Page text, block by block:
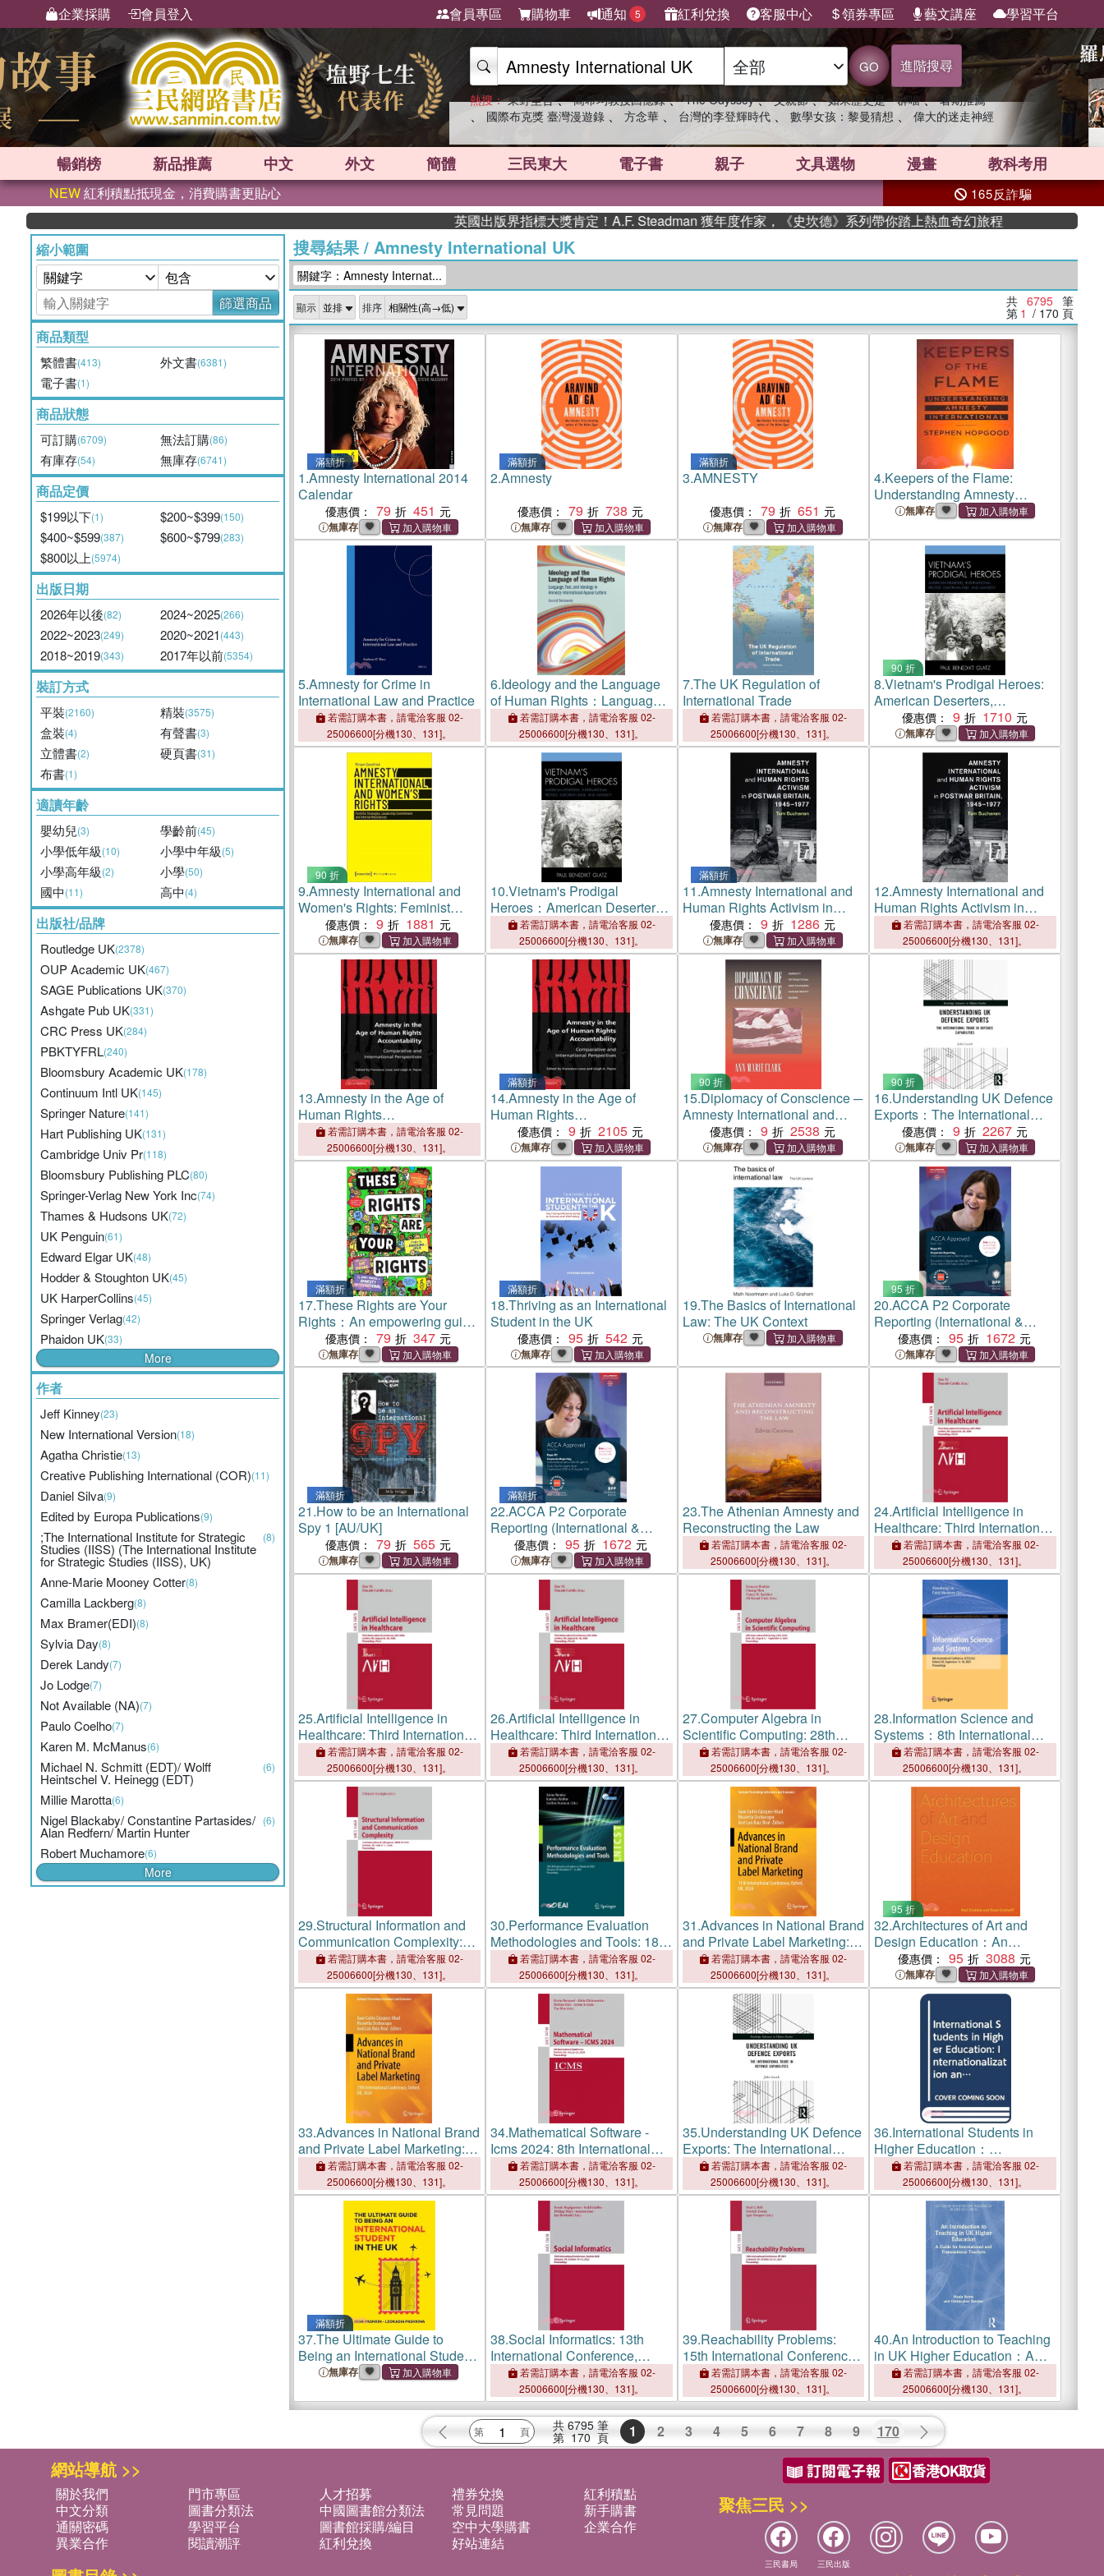
企業採購 會員登入 會員專區 購物車 通知 5 紅利兌換 客服中心 領券專區 藝文講座 學習平台
GO 進階搜尋
熱搜： 東野圭吾 、 高希均教授回憶錄 、 The Odyssey 、 父親節 、 如果歷史是一群喵 、 暑期推薦
、 國際布克獎 臺灣漫遊錄 、 方念華 、 台灣的李登輝時代 、 數學女孩：黎曼猜想 、 偉大的迷走神經
暢銷榜 新品推薦 中文 外文 簡體 三民東大 電子書 親子 文具選物 漫畫 教科考用
NEW紅利積點抵現金，消費購書更貼心 165反詐騙
英國出版界指標大獎肯定！A.F. Steadman 獲年度作家，《史坎德》系列帶你踏上熱血奇幻旅程
縮小範圍
篩選商品
商品類型
繁體書(413) 外文書(6381)
電子書(1)
商品狀態
可訂購(6709) 無法訂購(86)
有庫存(54) 無庫存(6741)
商品定價
$199以下(1) $200~$399(150)
$400~$599(387) $600~$799(283)
$800以上(5974)
出版日期
2026年以後(82) 2024~2025(266)
2022~2023(249) 2020~2021(443)
2018~2019(343) 2017年以前(5354)
裝訂方式
平裝(2160) 精裝(3575)
盒裝(4) 有聲書(3)
立體書(2) 硬頁書(31)
布書(1)
適讀年齡
嬰幼兒(3) 學齡前(45)
小學低年級(10) 小學中年級(5)
小學高年級(2) 小學(50)
國中(11) 高中(4)
出版社/品牌
Routledge UK(2378)
OUP Academic UK(467)
SAGE Publications UK(370)
Ashgate Pub UK(331)
CRC Press UK(284)
PBKTYFRL(240)
Bloomsbury Academic UK(178)
Continuum Intl UK(145)
Springer Nature(141)
Hart Publishing UK(131)
Cambridge Univ Pr(118)
Bloomsbury Publishing PLC(80)
Springer-Verlag New York Inc(74)
Thames & Hudsons UK(72)
UK Penguin(61)
Edward Elgar UK(48)
Hodder & Stoughton UK(45)
UK HarperCollins(45)
Springer Verlag(42)
Phaidon UK(33)
More
作者
Jeff Kinney(23)
New International Version(18)
Agatha Christie(13)
Creative Publishing International (COR)(11)
Daniel Silva(9)
Edited by Europa Publications(9)
;The International Institute for Strategic
Studies (IISS) (The International Institute
for Strategic Studies (IISS), UK)
(8)
Anne-Marie Mooney Cotter(8)
Camilla Lackberg(8)
Max Bramer(EDI)(8)
Sylvia Day(8)
Derek Landy(7)
Jo Lodge(7)
Not Available (NA)(7)
Paulo Coelho(7)
Karen M. McManus(6)
Michael N. Schmitt (EDT)/ Wolff
Heintschel V. Heinegg (EDT)
(6)
Millie Marotta(6)
Nigel Blackaby/ Constantine Partasides/
Alan Redfern/ Martin Hunter
(6)
Robert Muchamore(6)
More
搜尋結果/ Amnesty International UK
關鍵字：Amnesty Internat...
顯示 排序 共 6795 筆
第 1 / 170 頁
滿額折
1.Amnesty International 2014
Calendar
優惠價： 79 451
無庫存
滿額折
2.Amnesty
優惠價： 79 738
無庫存
滿額折
3.AMNESTY
優惠價： 79 651
無庫存
4.Keepers of the Flame:
Understanding Amnesty
International
無庫存
5.Amnesty for Crime in
International Law and Practice
若需訂購本書，請電洽客服 02-
25006600[分機130、131]。
6.Ideology and the Language
of Human Rights：Language,
Text, and Ideology in Amnesty
International Appeal Letters
若需訂購本書，請電洽客服 02-
25006600[分機130、131]。
7.The UK Regulation of
International Trade
若需訂購本書，請電洽客服 02-
25006600[分機130、131]。
90 折
8.Vietnam's Prodigal Heroes:
American Deserters,
International Protest, European
Exile, and Amnesty
優惠價： 9 1710
無庫存
90 折
9.Amnesty International and
Women's Rights: Feminist
Strategies, Leadership
Commitment and Internal
Resistances
優惠價： 9 1881
無庫存
10.Vietnam's Prodigal
Heroes：American Deserters,
International Protest, European
Exile, and Amnesty
若需訂購本書，請電洽客服 02-
25006600[分機130、131]。
滿額折
11.Amnesty International and
Human Rights Activism in
Postwar Britain, 1945-1977
優惠價： 9 1286
無庫存
12.Amnesty International and
Human Rights Activism in
Postwar Britain, 1945-1977
若需訂購本書，請電洽客服 02-
25006600[分機130、131]。
13.Amnesty in the Age of
Human Rights
Accountability―Comparative
and International Perspectives
若需訂購本書，請電洽客服 02-
25006600[分機130、131]。
滿額折
14.Amnesty in the Age of
Human Rights
Accountability―Comparative
and International Perspectives
優惠價： 9 2105
無庫存
90 折
15.Diplomacy of Conscience ─
Amnesty International and
Changing Human Rights
Norms
優惠價： 9 2538
無庫存
90 折
16.Understanding UK Defence
Exports：The International
Trade in Defence Capabilities
優惠價： 9 2267
無庫存
滿額折
17.These Rights are Your
Rights：An empowering guide
for children everywhere from
Amnesty International
優惠價： 79 347
無庫存
滿額折
18.Thriving as an International
Student in the UK
優惠價： 95 542
無庫存
19.The Basics of International
Law: The UK Context
無庫存
95 折
20.ACCA P2 Corporate
Reporting (International &
UK)：Study Text
優惠價： 95 1672
無庫存
滿額折
21.How to be an International
Spy 1 [AU/UK]
優惠價： 79 565
無庫存
滿額折
22.ACCA P2 Corporate
Reporting (International &
UK)：Study Text
優惠價： 95 1672
無庫存
23.The Athenian Amnesty and
Reconstructing the Law
若需訂購本書，請電洽客服 02-
25006600[分機130、131]。
24.Artificial Intelligence in
Healthcare: Third International
Conference, Aiih 2026,
London, Uk, August 26-28,
2026, Proceedings, Part II
若需訂購本書，請電洽客服 02-
25006600[分機130、131]。
25.Artificial Intelligence in
Healthcare: Third International
Conference, Aiih 2026,
London, Uk, August 26-28,
2026, Proceedings, Part I
若需訂購本書，請電洽客服 02-
25006600[分機130、131]。
26.Artificial Intelligence in
Healthcare: Third International
Conference, Aiih 2026,
London, Uk, August 26-28,
2026, Proceedings, Part III
若需訂購本書，請電洽客服 02-
25006600[分機130、131]。
27.Computer Algebra in
Scientific Computing: 28th
International Workshop, Casc
2026, Bath, Uk, August 31-
September 4, 2026,
Proceedings
若需訂購本書，請電洽客服 02-
25006600[分機130、131]。
28.Information Science and
Systems：8th International
Conference, ICISS2025,
Oxford, UK, September 14–16,
2025, Proceedings
若需訂購本書，請電洽客服 02-
25006600[分機130、131]。
29.Structural Information and
Communication Complexity:
33rd International Colloquium,
Sirocco 2026, Durham, Uk,
June 9-11, 2026, Proceedings
若需訂購本書，請電洽客服 02-
25006600[分機130、131]。
30.Performance Evaluation
Methodologies and Tools: 18th
Eai International Conference,
Valuetools 2025, Glasgow, Uk,
December 11-12, 2025,
Proceedings
若需訂購本書，請電洽客服 02-
25006600[分機130、131]。
31.Advances in National Brand
and Private Label Marketing:
11th International Conference,
Oxford, Uk, 2024
若需訂購本書，請電洽客服 02-
25006600[分機130、131]。
95 折
32.Architectures of Art and
Design Education：An
exploration of UK and
international design schools
優惠價： 95 3088
無庫存
33.Advances in National Brand
and Private Label Marketing:
11th International Conference,
Oxford, Uk, 2024
若需訂購本書，請電洽客服 02-
25006600[分機130、131]。
34.Mathematical Software -
Icms 2024: 8th International
Conference, Durham, Uk, July
22-25, 2024, Proceedings
若需訂購本書，請電洽客服 02-
25006600[分機130、131]。
35.Understanding UK Defence
Exports: The International
Trade in Defence Capabilities
若需訂購本書，請電洽客服 02-
25006600[分機130、131]。
36.International Students in
Higher Education：
Internationalization and the
Need for Cultural Change in
UK Universities
若需訂購本書，請電洽客服 02-
25006600[分機130、131]。
滿額折
37.The Ultimate Guide to
Being an International Student
in the UK
無庫存
38.Social Informatics: 13th
International Conference,
Socinfo 2022, Glasgow, Uk,
October 19-21, 2022,
Proceedings
若需訂購本書，請電洽客服 02-
25006600[分機130、131]。
39.Reachability Problems:
15th International Conference,
RP 2021, Liverpool, UK,
October 25-27, 2021,
Proceedings
若需訂購本書，請電洽客服 02-
25006600[分機130、131]。
40.An Introduction to Teaching
in UK Higher Education：A
Guide for International and
Transnational Teachers
若需訂購本書，請電洽客服 02-
25006600[分機130、131]。
共 6795 筆
第 170 頁 1 2 3 4 5 6 7 8 9 170
網站導航 >>
關於我們 門市專區 人才招募 禮券兌換
紅利積點
中文分類
圖書分類法 中國圖書館分類法 常見問題
新手購書
通關密碼
學習平台 圖書館採購/編目 空中大學購書
企業合作
異業合作
閱讀潮評 紅利兌換 好站連結
聚焦三民 >>
三民書局 三民出版